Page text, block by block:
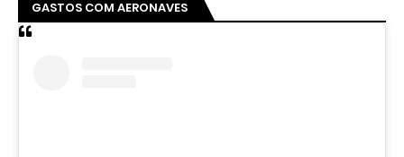
GASTOS COM AERONAVES